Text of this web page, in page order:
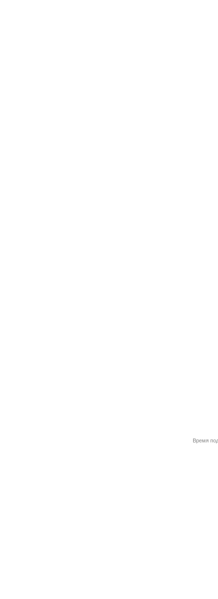
Время